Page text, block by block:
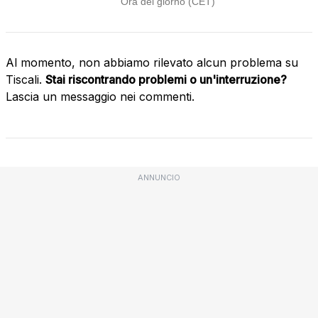
Al momento, non abbiamo rilevato alcun problema su
Tiscali. Stai riscontrando problemi o un'interruzione?
Lascia un messaggio nei commenti.
ANNUNCIO